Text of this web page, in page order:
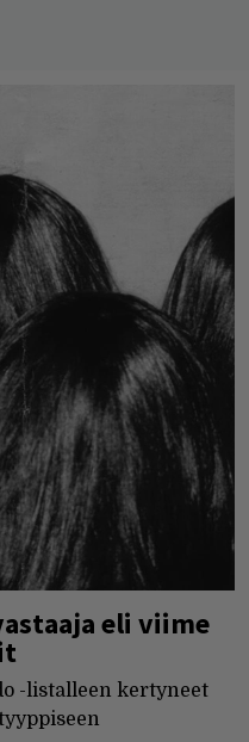
eli viime
-listalleen kertyneet